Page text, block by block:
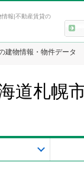
報|不動産賃貸の
建物情報・物件データ
道札幌